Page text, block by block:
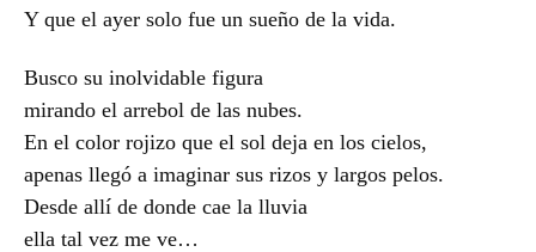
Y que el ayer solo fue un sueño de la vida.
Busco su inolvidable figura
mirando el arrebol de las nubes.
En el color rojizo que el sol deja en los cielos,
apenas llegó a imaginar sus rizos y largos pelos.
Desde allí de donde cae la lluvia
ella tal vez me ve…